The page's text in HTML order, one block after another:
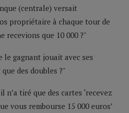
(centrale) versait
propriétaire à chaque tour de
recevions que 10 000 ?"
le gagnant jouait avec ses
des doubles ?"
n’a tiré que des cartes ‘recevez
vous rembourse 15 000 euros’